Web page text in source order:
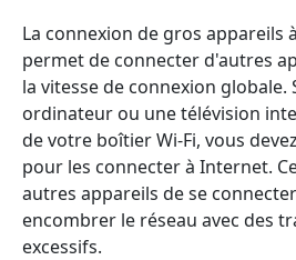
La connexion de gros appareils
permet de connecter d'autres
la vitesse de connexion globale.
ordinateur ou une télévision
de votre boîtier Wi-Fi, vous
pour les connecter à Internet.
autres appareils de se
encombrer le réseau avec des
excessifs.